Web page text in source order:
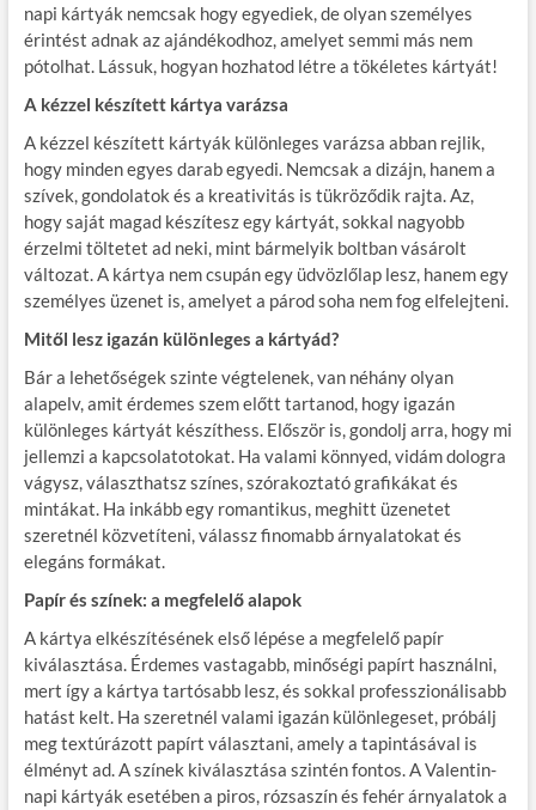
napi kártyák nemcsak hogy egyediek, de olyan személyes
érintést adnak az ajándékodhoz, amelyet semmi más nem
pótolhat. Lássuk, hogyan hozhatod létre a tökéletes kártyát!
A kézzel készített kártya varázsa
A kézzel készített kártyák különleges varázsa abban rejlik,
hogy minden egyes darab egyedi. Nemcsak a dizájn, hanem a
szívek, gondolatok és a kreativitás is tükröződik rajta. Az,
hogy saját magad készítesz egy kártyát, sokkal nagyobb
érzelmi töltetet ad neki, mint bármelyik boltban vásárolt
változat. A kártya nem csupán egy üdvözlőlap lesz, hanem egy
személyes üzenet is, amelyet a párod soha nem fog elfelejteni.
Mitől lesz igazán különleges a kártyád?
Bár a lehetőségek szinte végtelenek, van néhány olyan
alapelv, amit érdemes szem előtt tartanod, hogy igazán
különleges kártyát készíthess. Először is, gondolj arra, hogy mi
jellemzi a kapcsolatotokat. Ha valami könnyed, vidám dologra
vágysz, választhatsz színes, szórakoztató grafikákat és
mintákat. Ha inkább egy romantikus, meghitt üzenetet
szeretnél közvetíteni, válassz finomabb árnyalatokat és
elegáns formákat.
Papír és színek: a megfelelő alapok
A kártya elkészítésének első lépése a megfelelő papír
kiválasztása. Érdemes vastagabb, minőségi papírt használni,
mert így a kártya tartósabb lesz, és sokkal professzionálisabb
hatást kelt. Ha szeretnél valami igazán különlegeset, próbálj
meg textúrázott papírt választani, amely a tapintásával is
élményt ad. A színek kiválasztása szintén fontos. A Valentin-
napi kártyák esetében a piros, rózsaszín és fehér árnyalatok a